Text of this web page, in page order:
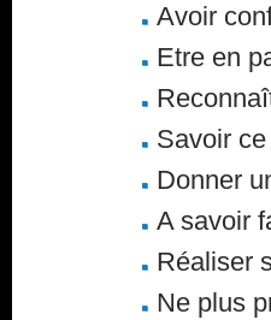
Avoir
Etre en
Savoir ce
Donner
A savoir
Réaliser
Ne plus